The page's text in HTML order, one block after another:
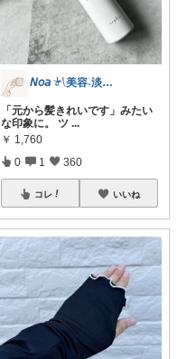
𝘕𝘰𝘢 𓍯美容˖淡色˖グレージュ
「元から髪きれいです」みたい
な印象に。 ツ ...
￥ 1,760
0 1 360
コレ いいね